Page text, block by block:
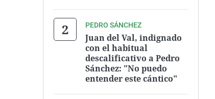
PEDRO SÁNCHEZ
Juan del Val, indignado
con el habitual
descalificativo a Pedro
Sánchez: "No puedo
entender este cántico"